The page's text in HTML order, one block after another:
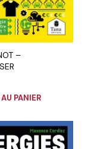
–
PANIER